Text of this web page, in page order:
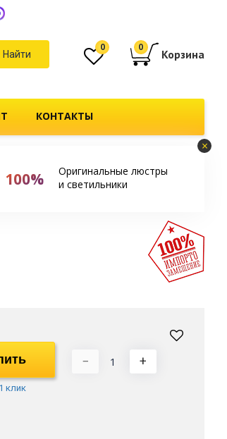
Найти
0 0
Корзина
КОНТАКТЫ
×
100%
Оригинальные люстры
и светильники
клик
− +